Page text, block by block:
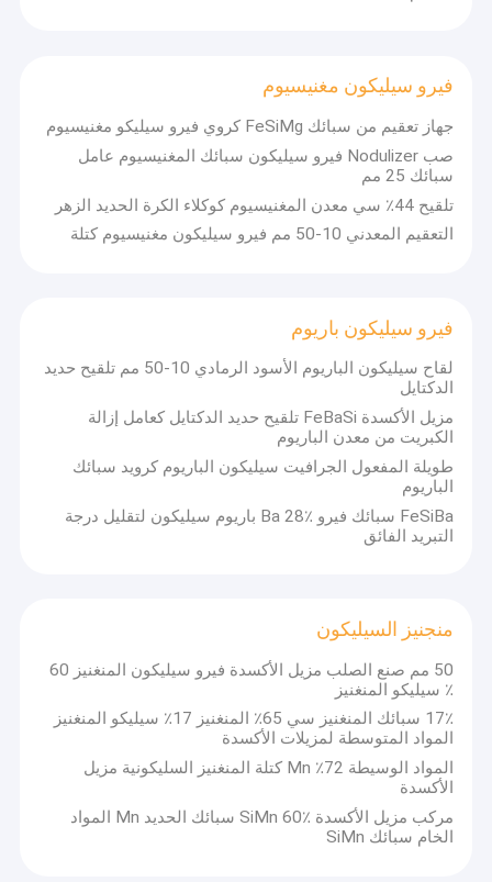
فيرو سيليكون مغنيسيوم
جهاز تعقيم من سبائك FeSiMg كروي فيرو سيليكو مغنيسيوم
صب Nodulizer فيرو سيليكون سبائك المغنيسيوم عامل
سبائك 25 مم
تلقيح 44٪ سي معدن المغنيسيوم كوكلاء الكرة الحديد الزهر
التعقيم المعدني 10-50 مم فيرو سيليكون مغنيسيوم كتلة
فيرو سيليكون باريوم
لقاح سيليكون الباريوم الأسود الرمادي 10-50 مم تلقيح حديد
الدكتايل
مزيل الأكسدة FeBaSi تلقيح حديد الدكتايل كعامل إزالة
الكبريت من معدن الباريوم
طويلة المفعول الجرافيت سيليكون الباريوم كرويد سبائك
الباريوم
FeSiBa سبائك فيرو Ba 28٪ باريوم سيليكون لتقليل درجة
التبريد الفائق
منجنيز السيليكون
50 مم صنع الصلب مزيل الأكسدة فيرو سيليكون المنغنيز 60
٪ سيليكو المنغنيز
17٪ سبائك المنغنيز سي 65٪ المنغنيز 17٪ سيليكو المنغنيز
المواد المتوسطة لمزيلات الأكسدة
المواد الوسيطة 72٪ Mn كتلة المنغنيز السليكونية مزيل
الأكسدة
مركب مزيل الأكسدة SiMn 60٪ سبائك الحديد Mn المواد
الخام سبائك SiMn